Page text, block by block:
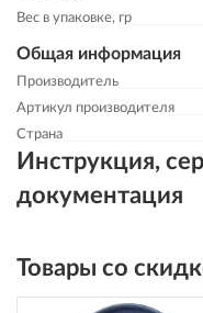
Вес в упаковке, гр
Общая информация
Производитель
Артикул производителя
Страна
Инструкция,
документация
Товары со